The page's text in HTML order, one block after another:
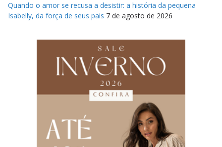
Quando o amor se recusa a desistir: a história da pequena
Isabelly, da força de seus pais 7 de agosto de 2026